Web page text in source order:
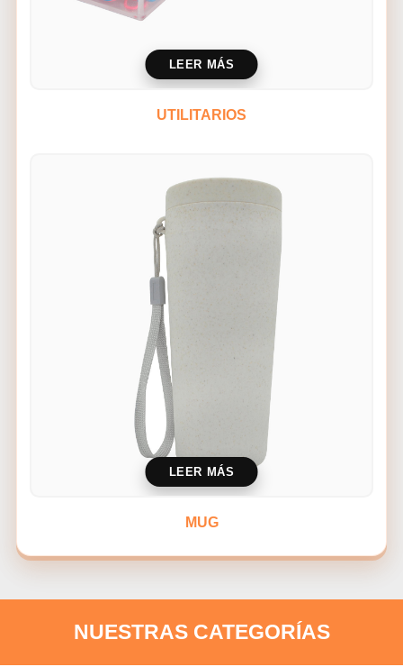
LEER MÁS
UTILITARIOS
LEER MÁS
MUG
NUESTRAS CATEGORÍAS